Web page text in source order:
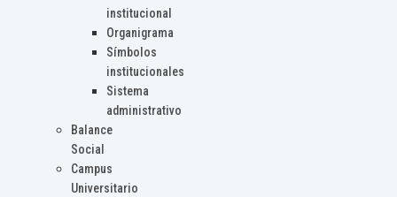
institucional
Organigrama
Símbolos
institucionales
Sistema
administrativo
Balance
Social
Campus
Universitario